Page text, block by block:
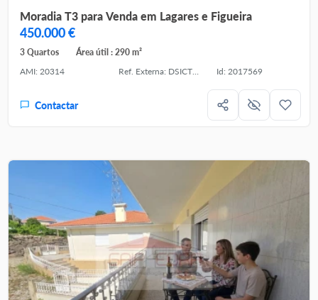
Moradia T3 para Venda em Lagares e Figueira
450.000 €
3 Quartos
Área útil : 290 m²
AMI: 20314
Ref. Externa: DSICTPV816 Id: 2017569
Contactar